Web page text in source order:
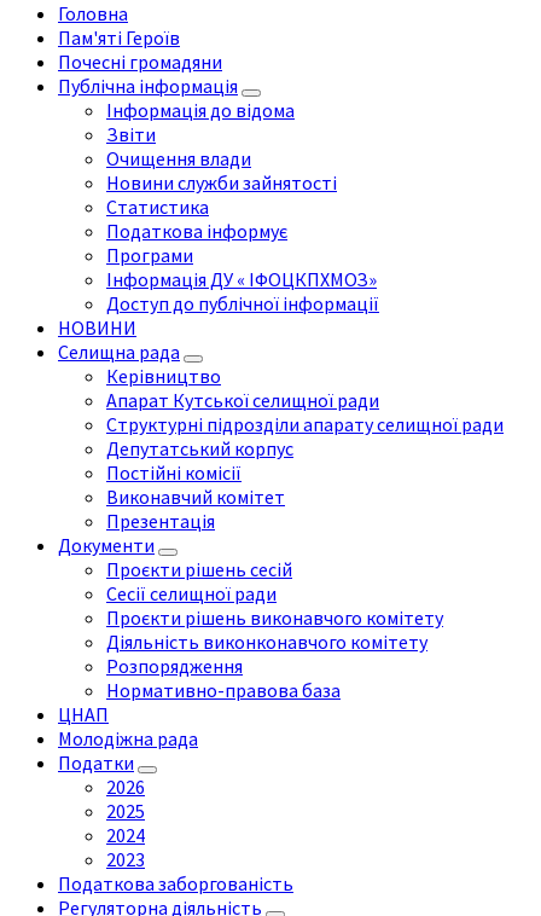
Головна
Пам'яті Героїв
Почесні громадяни
Публічна інформація
Інформація до відома
Звіти
Очищення влади
Новини служби зайнятості
Статистика
Податкова інформує
Програми
Інформація ДУ « ІФОЦКПХМОЗ»
Доступ до публічної інформації
НОВИНИ
Селищна рада
Керівництво
Апарат Кутської селищної ради
Структурні підрозділи апарату селищної ради
Депутатський корпус
Постійні комісії
Виконавчий комітет
Презентація
Документи
Проєкти рішень сесій
Сесії селищної ради
Проєкти рішень виконавчого комітету
Діяльність виконконавчого комітету
Розпорядження
Нормативно-правова база
ЦНАП
Молодіжна рада
Податки
2026
2025
2024
2023
Податкова заборгованість
Регуляторна діяльність